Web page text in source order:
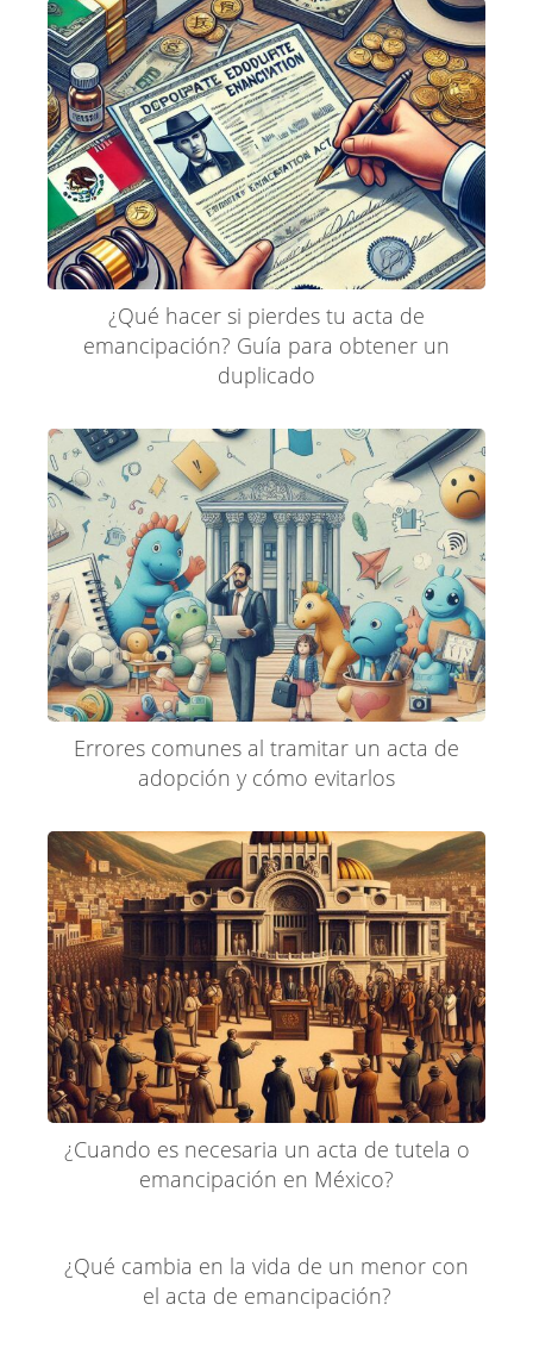
¿Qué hacer si pierdes tu acta de
emancipación? Guía para obtener un
duplicado
Errores comunes al tramitar un acta de
adopción y cómo evitarlos
¿Cuando es necesaria un acta de tutela o
emancipación en México?
¿Qué cambia en la vida de un menor con
el acta de emancipación?